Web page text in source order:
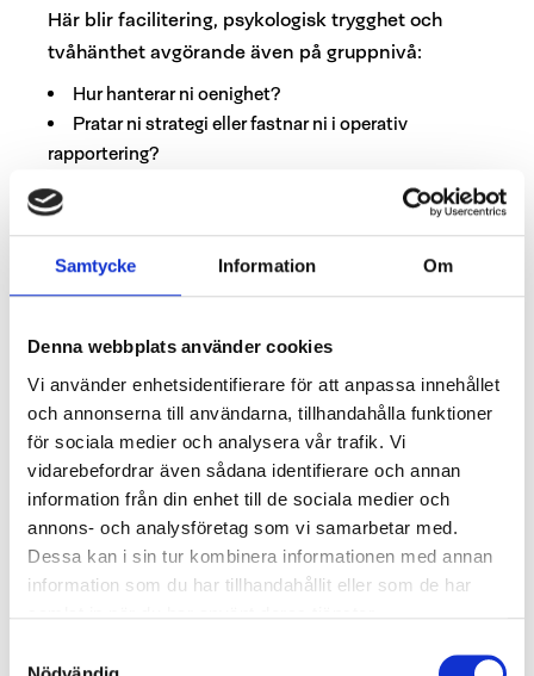
Samtycke Information Om
Denna webbplats använder cookies
Vi använder enhetsidentifierare för att anpassa innehållet
och annonserna till användarna, tillhandahålla funktioner
för sociala medier och analysera vår trafik. Vi
vidarebefordrar även sådana identifierare och annan
information från din enhet till de sociala medier och
annons- och analysföretag som vi samarbetar med.
Dessa kan i sin tur kombinera informationen med annan
information som du har tillhandahållit eller som de har
Här blir facilitering, psykologisk trygghet och
tvåhänthet avgörande även på gruppnivå:
Hur hanterar ni oenighet?
Pratar ni strategi eller fastnar ni i operativ
rapportering?
Representerar ni helheten – även utanför
mötesrummet?
Framtidens ledare bidrar aktivt till att utveckla
Vad krävs för att
utveckla framtidens
ledare?
mindre om fler modeller och mer om träning i